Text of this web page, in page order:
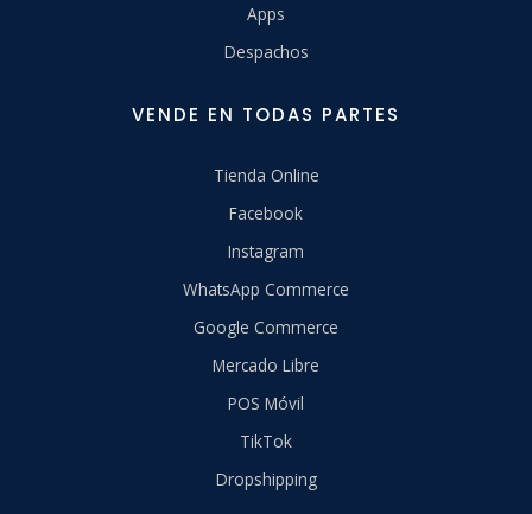
Apps
Despachos
VENDE EN TODAS PARTES
Tienda Online
Facebook
Instagram
WhatsApp Commerce
Google Commerce
Mercado Libre
POS Móvil
TikTok
Dropshipping